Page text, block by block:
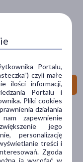
120 szt.
Portalu,
czyli małe
ilości informacji,
Portalu i
Pliki cookies
działania
zapewnienie
jego
personalizację
treści i
Zgoda
ją wycofać w